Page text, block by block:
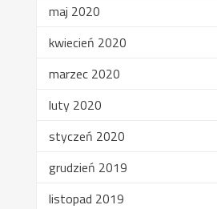
maj 2020
kwiecień 2020
marzec 2020
luty 2020
styczeń 2020
grudzień 2019
listopad 2019